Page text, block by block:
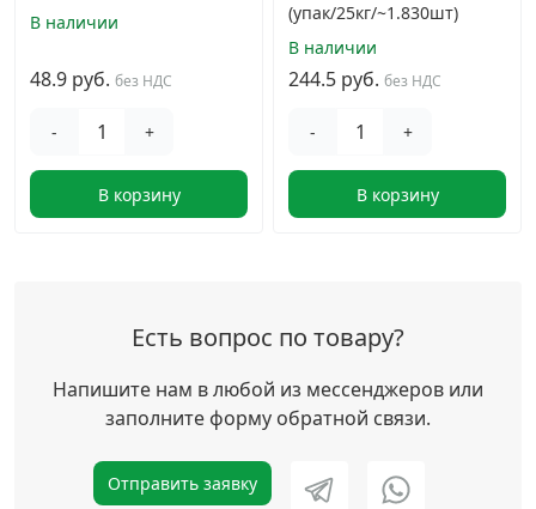
В наличии
48.9 руб. без НДС
- +
В корзину
(упак/25кг/~1.830шт)
В наличии
244.5 руб. без НДС
- +
В корзину
Есть вопрос по товару?
Напишите нам в любой из мессенджеров или
заполните форму обратной связи.
Отправить заявку